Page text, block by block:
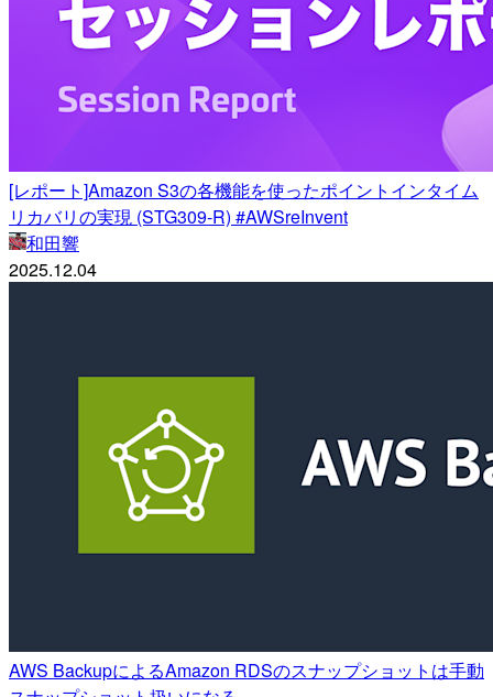
[レポート]Amazon S3の各機能を使ったポイントインタイム
リカバリの実現 (STG309-R) #AWSreInvent
和田響
2025.12.04
AWS BackupによるAmazon RDSのスナップショットは手動